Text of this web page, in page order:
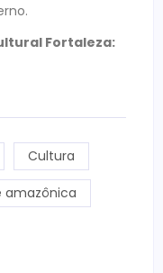
Fortaleza:
Cultura
amazônica